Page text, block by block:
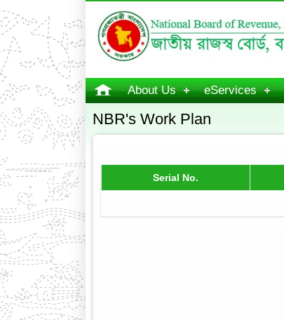
About Us eServices
NBR's Work Plan
Serial No.